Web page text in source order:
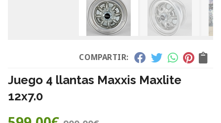
COMPARTIR:
Juego 4 llantas Maxxis Maxlite
12x7.0